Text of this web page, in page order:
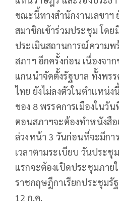
ขณะนี้ทางสำนักงานเลขาฯ
สมาชิกเข้าร่วมประชุม โดย
ประเมินสถานการณ์ความพ
สภาฯ อีกครั้งก่อน เนื่องจา
แกนนำจัดตั้งรัฐบาล ทั้งพร
ไทย ยังไม่ลงตัวในตำแหน่ง
ของ 8 พรรคการเมืองในวั
ตอนสภาฯจะต้องทำหนังสื
ล่วงหน้า 3 วันก่อนที่จะมีก
เวลาตามระเบียบ วันประ
แรกจะต้องเปิดประชุมภา
ราชกฤษฎีกาเรียกประชุมรั
12 ก.ค.